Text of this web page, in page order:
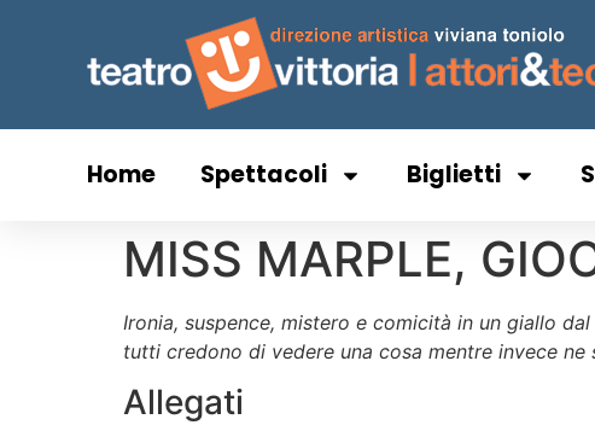
Home Spettacoli Biglietti
MISS MARPLE,
Ironia, suspence, mistero e comicità in un giallo
tutti credono di vedere una cosa mentre invece
Allegati